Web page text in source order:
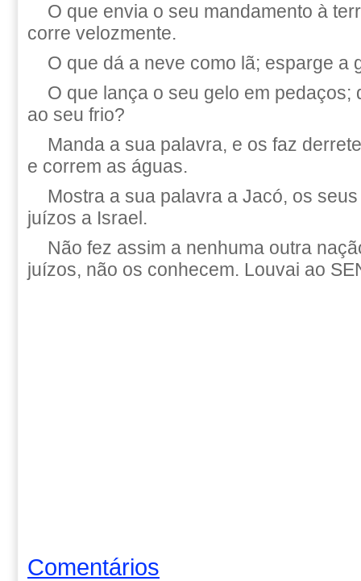
O que envia o seu mandamento à
corre velozmente.
O que dá a neve como lã; esparge a
O que lança o seu gelo em pedaços;
ao seu frio?
Manda a sua palavra, e os faz
e correm as águas.
Mostra a sua palavra a Jacó, os
juízos a Israel.
Não fez assim a nenhuma outra
juízos, não os conhecem. Louvai ao
Comentários